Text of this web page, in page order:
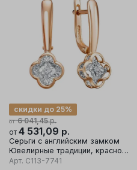
от 6 041,45р.
скидки до 25%
от 4 531,09 р.
Серьги с английским замком
Ювелирные традиции, красное
золото 585 проба, вставка
Арт. С113-7741